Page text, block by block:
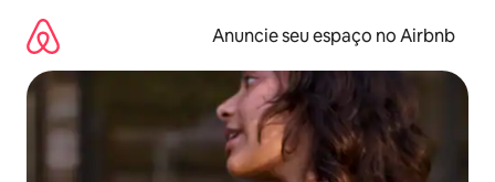
para
conteúdo
Anuncie seu espaço no Airbnb